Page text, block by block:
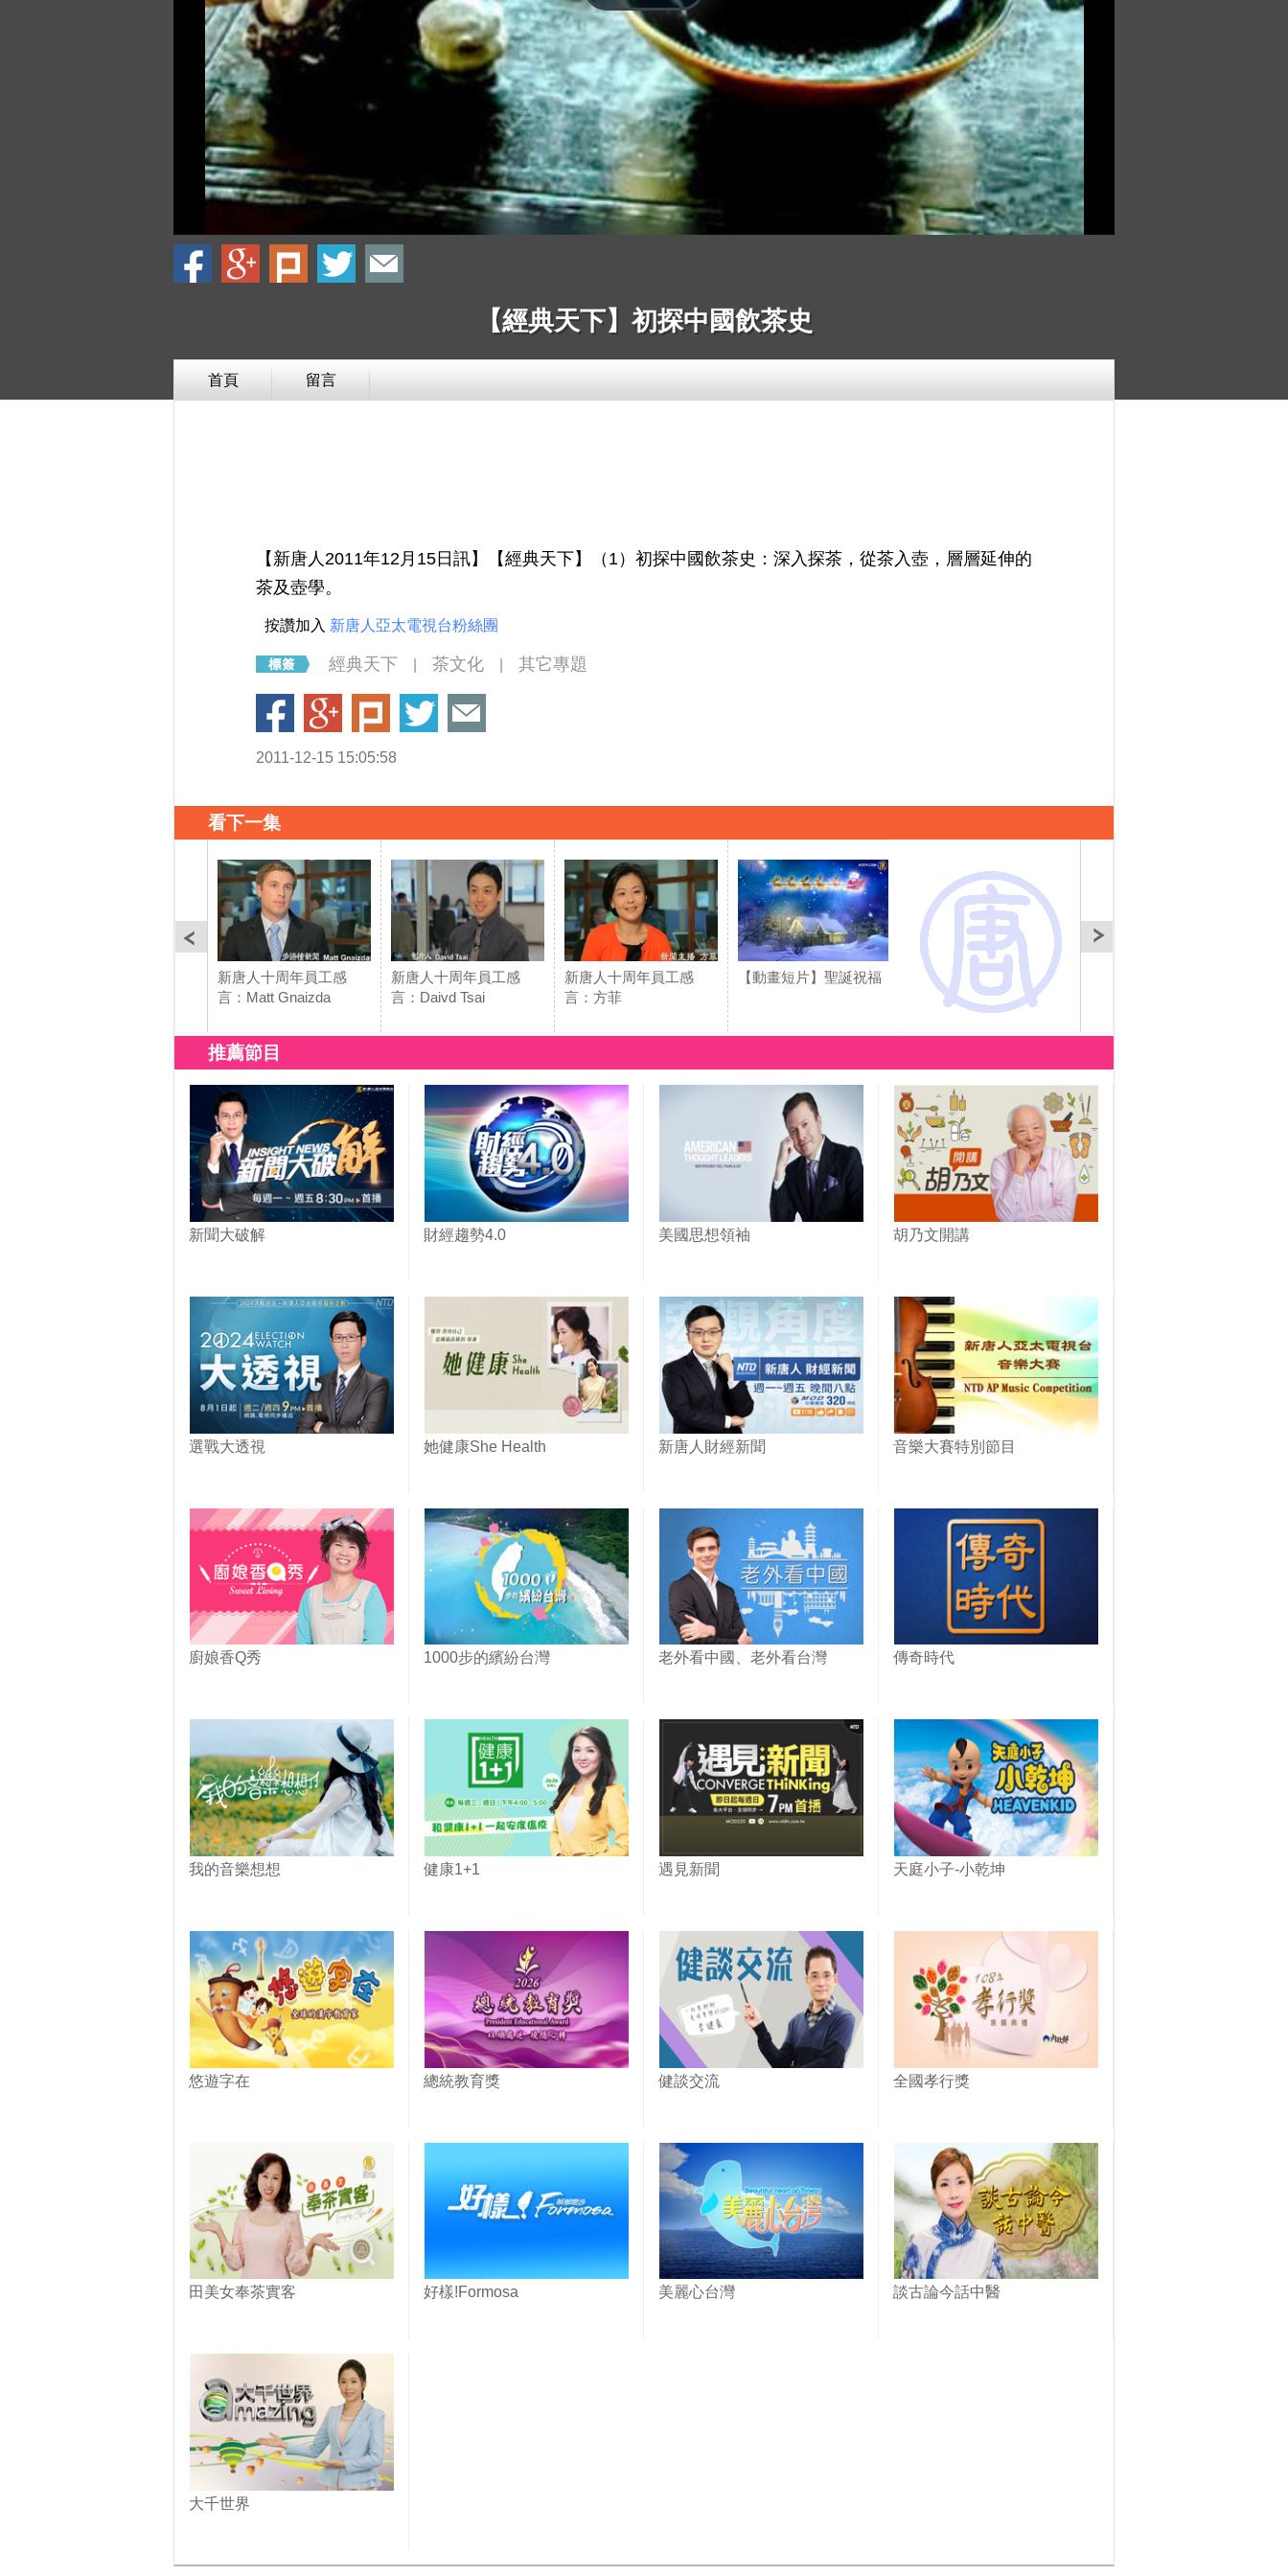
【經典天下】初探中國飲茶史
首頁 留言
【新唐人2011年12月15日訊】【經典天下】（1）初探中國飲茶史：深入探茶，從茶入壺，層層延伸的
茶及壺學。
按讚加入 新唐人亞太電視台粉絲團
經典天下 茶文化 其它專題
2011-12-15 15:05:58
看下一集
新唐人十周年員工感
言：Matt Gnaizda
新唐人十周年員工感
言：Daivd Tsai
新唐人十周年員工感
言：方菲
【動畫短片】聖誕祝福
【預告】神韻藝術團合
唱團2011演唱會實況
推薦節目
新聞大破解 財經趨勢4.0 美國思想領袖 胡乃文開講
選戰大透視 她健康She Health 新唐人財經新聞 音樂大賽特別節目
廚娘香Q秀 1000步的繽紛台灣 老外看中國、老外看台灣 傳奇時代
我的音樂想想 健康1+1 遇見新聞 天庭小子-小乾坤
悠遊字在 總統教育獎 健談交流 全國孝行獎
田美女奉茶實客 好樣!Formosa 美麗心台灣 談古論今話中醫
大千世界